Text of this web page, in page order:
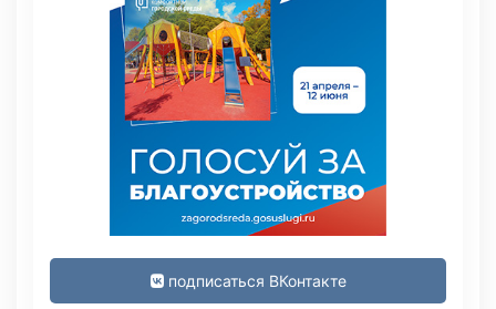
подписаться ВКонтакте